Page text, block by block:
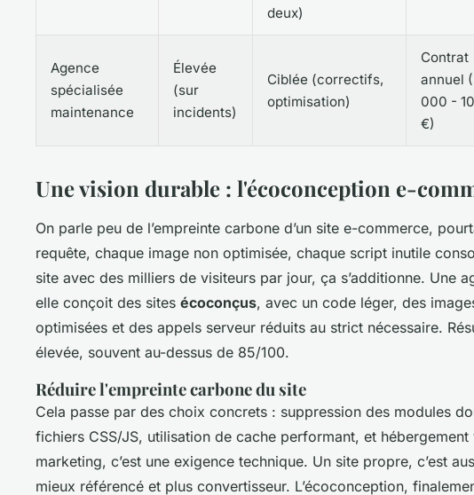
deux)
Agence
spécialisée
maintenance
Élevée
(sur
incidents)
Ciblée (correctifs,
optimisation)
Contrat
annuel
000 -
€)
Une vision durable : l'écoconception e-
On parle peu de l’empreinte carbone d’un site e-commerce,
requête, chaque image non optimisée, chaque script inutile
site avec des milliers de visiteurs par jour, ça s’additionne. Une
elle conçoit des sites écoconçus, avec un code léger, des
optimisées et des appels serveur réduits au strict nécessaire.
élevée, souvent au-dessus de 85/100.
Réduire l'empreinte carbone du site
Cela passe par des choix concrets : suppression des modules
fichiers CSS/JS, utilisation de cache performant, et hébergement
marketing, c’est une exigence technique. Un site propre, c’est
mieux référencé et plus convertisseur. L’écoconception,